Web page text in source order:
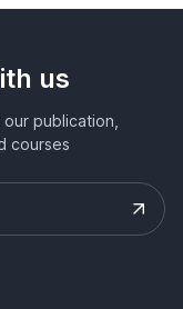
us
publication,
courses